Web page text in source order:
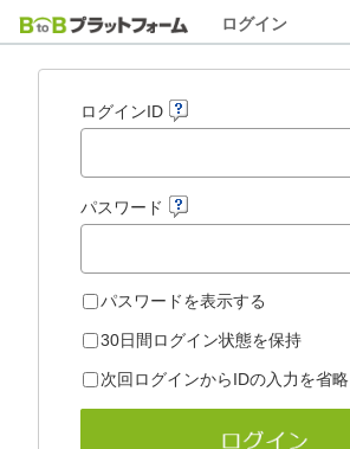
ログイン
ログインID
パスワード
パスワードを表示する
30日間ログイン状態を保持
次回ログインからIDの入力を省略